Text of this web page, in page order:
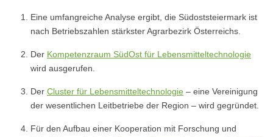
Eine umfangreiche Analyse ergibt, die Südoststeiermark ist
nach Betriebszahlen stärkster Agrarbezirk Österreichs.
Der Kompetenzraum SüdOst für Lebensmitteltechnologie
wird ausgerufen.
Der Cluster für Lebensmitteltechnologie – eine Vereinigung
der wesentlichen Leitbetriebe der Region – wird gegründet.
Für den Aufbau einer Kooperation mit Forschung und